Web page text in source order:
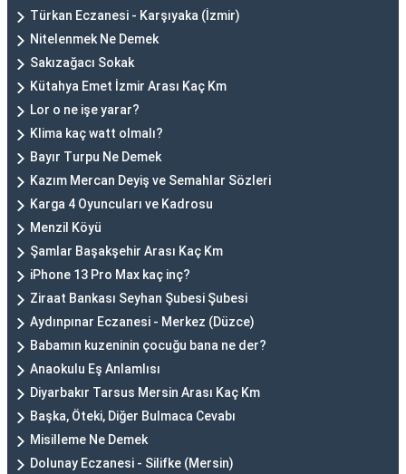
Türkan Eczanesi - Karşıyaka (İzmir)
Nitelenmek Ne Demek
Sakızağacı Sokak
Kütahya Emet İzmir Arası Kaç Km
Lor o ne işe yarar?
Klima kaç watt olmalı?
Bayır Turpu Ne Demek
Kazım Mercan Deyiş ve Semahlar Sözleri
Karga 4 Oyuncuları ve Kadrosu
Menzil Köyü
Şamlar Başakşehir Arası Kaç Km
iPhone 13 Pro Max kaç inç?
Ziraat Bankası Seyhan Şubesi Şubesi
Aydınpınar Eczanesi - Merkez (Düzce)
Babamın kuzeninin çocuğu bana ne der?
Anaokulu Eş Anlamlısı
Diyarbakır Tarsus Mersin Arası Kaç Km
Başka, Öteki, Diğer Bulmaca Cevabı
Misilleme Ne Demek
Dolunay Eczanesi - Silifke (Mersin)